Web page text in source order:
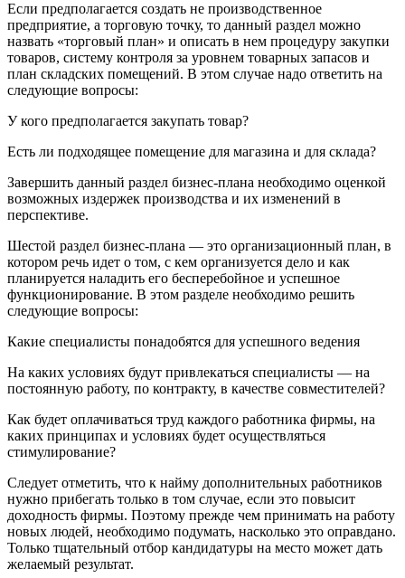
Если предполагается создать не производственное
предприятие, а торговую точку, то данный раздел можно
назвать «торговый план» и описать в нем процедуру закупки
товаров, систему контроля за уровнем товарных запасов и
план складских помещений. В этом случае надо ответить на
следующие вопросы:
У кого предполагается закупать товар?
Есть ли подходящее помещение для магазина и для склада?
Завершить данный раздел бизнес-плана необходимо оценкой
возможных издержек производства и их изменений в
перспективе.
Шестой раздел бизнес-плана — это организационный план, в
котором речь идет о том, с кем организуется дело и как
планируется наладить его бесперебойное и успешное
функционирование. В этом разделе необходимо решить
следующие вопросы:
Какие специалисты понадобятся для успешного ведения
На каких условиях будут привлекаться специалисты — на
постоянную работу, по контракту, в качестве совместителей?
Как будет оплачиваться труд каждого работника фирмы, на
каких принципах и условиях будет осуществляться
стимулирование?
Следует отметить, что к найму дополнительных работников
нужно прибегать только в том случае, если это повысит
доходность фирмы. Поэтому прежде чем принимать на работу
новых людей, необходимо подумать, насколько это оправдано.
Только тщательный отбор кандидатуры на место может дать
желаемый результат.